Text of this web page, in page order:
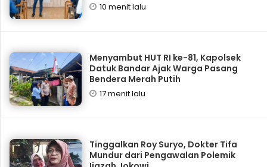
10 menit lalu
Menyambut HUT RI ke-81, Kapolsek
Datuk Bandar Ajak Warga Pasang
Bendera Merah Putih
17 menit lalu
Tinggalkan Roy Suryo, Dokter Tifa
Mundur dari Pengawalan Polemik